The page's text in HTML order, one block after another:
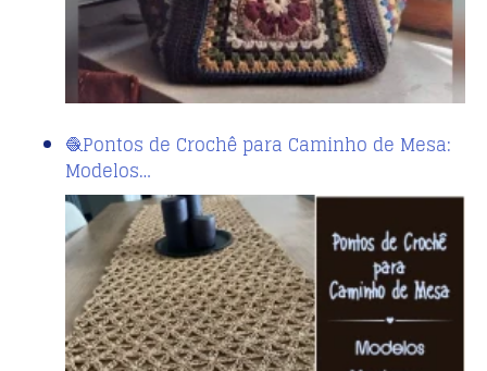
🧶Pontos de Crochê para Caminho de Mesa:
Modelos…